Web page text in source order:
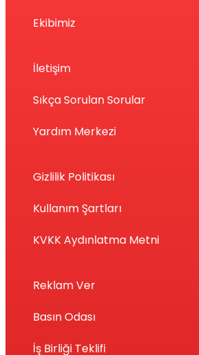
Ekibimiz
İletişim
Sıkça Sorulan Sorular
Yardım Merkezi
Gizlilik Politikası
Kullanım Şartları
KVKK Aydınlatma Metni
Reklam Ver
Basın Odası
İş Birliği Teklifi